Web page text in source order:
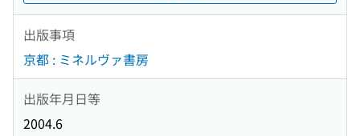
出版事項
京都 : ミネルヴァ書房
出版年月日等
2004.6